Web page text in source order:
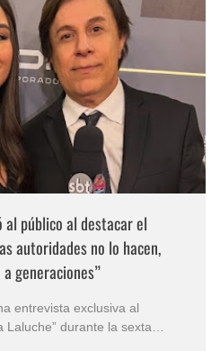
al público al destacar el
autoridades no lo hacen,
generaciones”
entrevista exclusiva al
Laluche” durante la sexta